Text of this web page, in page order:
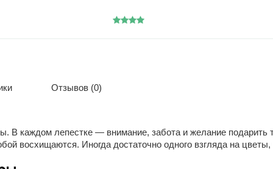
Отзывов (0)
В каждом лепестке — внимание, забота и желание подарить
восхищаются. Иногда достаточно одного взгляда на